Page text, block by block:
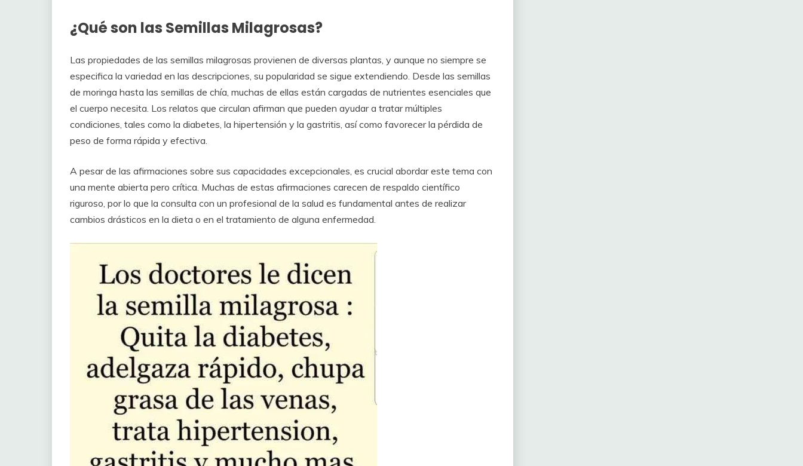
¿Qué son las Semillas Milagrosas?
Las propiedades de las semillas milagrosas provienen de diversas plantas, y aunque no siempre se
especifica la variedad en las descripciones, su popularidad se sigue extendiendo. Desde las semillas
de moringa hasta las semillas de chía, muchas de ellas están cargadas de nutrientes esenciales que
el cuerpo necesita. Los relatos que circulan afirman que pueden ayudar a tratar múltiples
condiciones, tales como la diabetes, la hipertensión y la gastritis, así como favorecer la pérdida de
peso de forma rápida y efectiva.
A pesar de las afirmaciones sobre sus capacidades excepcionales, es crucial abordar este tema con
una mente abierta pero crítica. Muchas de estas afirmaciones carecen de respaldo científico
riguroso, por lo que la consulta con un profesional de la salud es fundamental antes de realizar
cambios drásticos en la dieta o en el tratamiento de alguna enfermedad.